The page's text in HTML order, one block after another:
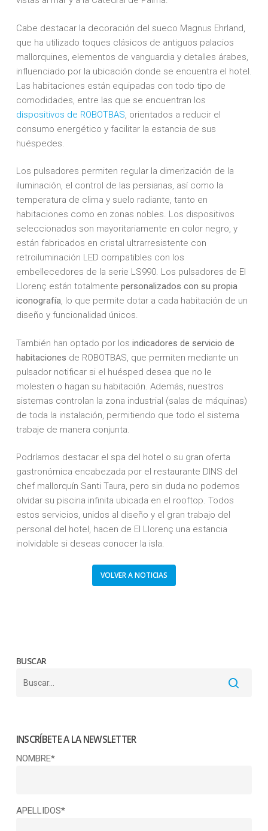
Cabe destacar la decoración del sueco Magnus Ehrland,
que ha utilizado toques clásicos de antiguos palacios
mallorquines, elementos de vanguardia y detalles árabes,
influenciado por la ubicación donde se encuentra el hotel.
Las habitaciones están equipadas con todo tipo de
comodidades, entre las que se encuentran los
dispositivos de ROBOTBAS , orientados a reducir el
consumo energético y facilitar la estancia de sus
huéspedes.
Los pulsadores permiten regular la dimerización de la
iluminación, el control de las persianas, así como la
temperatura de clima y suelo radiante, tanto en
habitaciones como en zonas nobles. Los dispositivos
seleccionados son mayoritariamente en color negro, y
están fabricados en cristal ultrarresistente con
retroiluminación LED compatibles con los
embellecedores de la serie LS990. Los pulsadores de El
Llorenç están totalmente personalizados con su propia
iconografía, lo que permite dotar a cada habitación de un
diseño y funcionalidad únicos.
También han optado por los indicadores de servicio de
habitaciones de ROBOTBAS, que permiten mediante un
pulsador notificar si el huésped desea que no le
molesten o hagan su habitación. Además, nuestros
sistemas controlan la zona industrial (salas de máquinas)
de toda la instalación, permitiendo que todo el sistema
trabaje de manera conjunta.
Podríamos destacar el spa del hotel o su gran oferta
gastronómica encabezada por el restaurante DINS del
chef mallorquín Santi Taura, pero sin duda no podemos
olvidar su piscina infinita ubicada en el rooftop. Todos
estos servicios, unidos al diseño y el gran trabajo del
personal del hotel, hacen de El Llorenç una estancia
inolvidable si deseas conocer la isla.
VOLVER A NOTICIAS
BUSCAR
INSCRÍBETE A LA NEWSLETTER
NOMBRE*
APELLIDOS*